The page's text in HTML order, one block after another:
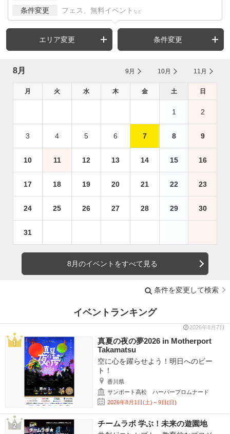
条件変更 フェス、無料イベント など
エリア変更 条件変更
8月 9月 10月 11月
月 火 水 木 金 土 日
1 2
3 4 5 6 7 8 9
10 11 12 13 14 15 16
17 18 19 20 21 22 23
24 25 26 27 28 29 30
31
8月のイベントをすべて見る
条件を変更して検索
イベントランキング
2026年8月7日
真夏の夜の夢2026 in Motherport
Takamatsu
空に心を躍らせよう！明日へのビー
ト！
香川県
サンポート高松 ハーバープロムナード
2026年8月1日(土)～9日(日)
チームラボ 学ぶ！未来の遊園地